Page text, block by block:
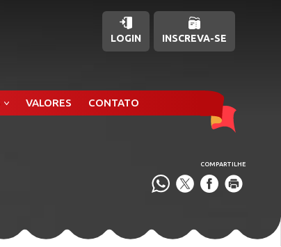
COMPARTILHE
LOGIN INSCREVA-SE
VALORES CONTATO